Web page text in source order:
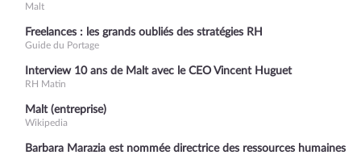
Malt
Freelances : les grands oubliés des stratégies RH
Guide du Portage
Interview 10 ans de Malt avec le CEO Vincent Huguet
RH Matin
Malt (entreprise)
Wikipedia
Barbara Marazia est nommée directrice des ressources humaines